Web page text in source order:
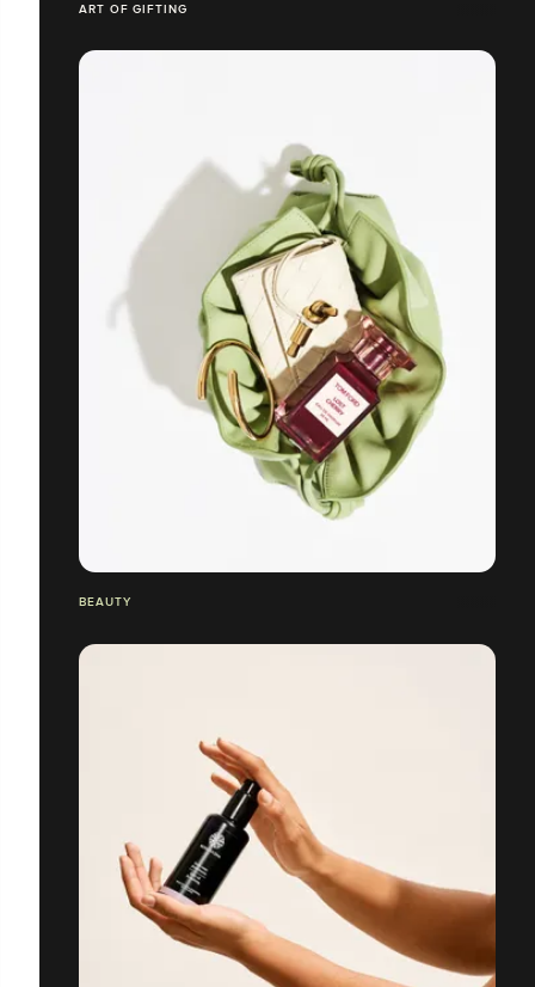
ART OF GIFTING
BEAUTY